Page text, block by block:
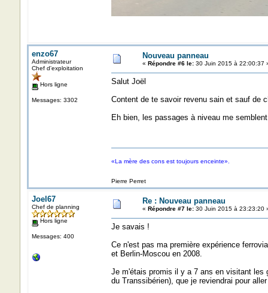
enzo67
Administrateur
Chef d'exploitation
Hors ligne
Messages: 3302
Nouveau panneau
« Répondre #6 le:30 Juin 2015 à 22:00:37
Salut Joël
Content de te savoir revenu sain et sauf de
Eh bien, les passages à niveau me
«La mère des cons est toujours enceinte».
Pierre Perret
Joel67
Chef de planning
Hors ligne
Messages: 400
Re : Nouveau panneau
« Répondre #7 le:30 Juin 2015 à 23:23:20
Je savais !
Ce n'est pas ma première expérience
et Berlin-Moscou en 2008.
Je m'étais promis il y a 7 ans en visitant les
du Transsibérien), que je reviendrai pour